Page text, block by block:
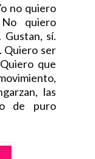
no quiero
quiero
Gustan, sí.
Quiero ser
que
las
de puro